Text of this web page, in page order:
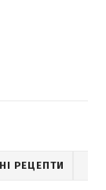
РЕЦЕПТИ